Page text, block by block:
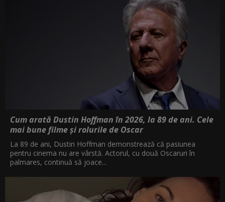
Cum arată Dustin Hoffman în 2026, la 89 de ani. Cele
mai bune filme și rolurile de Oscar
La 89 de ani, Dustin Hoffman demonstrează că pasiunea
pentru cinema nu are vârstă. Actorul, cu două Oscaruri în
palmares, continuă să joace...